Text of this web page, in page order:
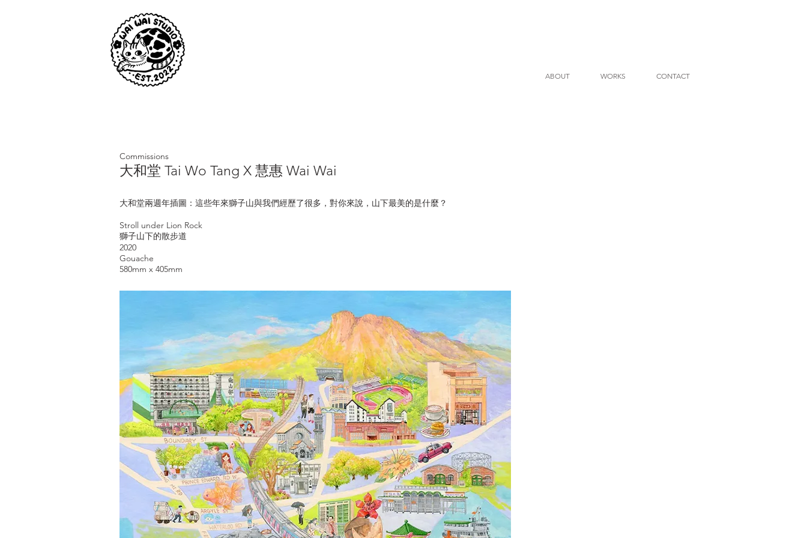
ABOUT WORKS CONTACT
Commissions
大和堂 Tai Wo Tang X 慧惠 Wai Wai
大和堂兩週年插圖：這些年來獅子山與我們經歷了很多，對你來說，山下最美的是什麼？
Stroll under Lion Rock
獅子山下的散步道
2020
Gouache
580mm x 405mm